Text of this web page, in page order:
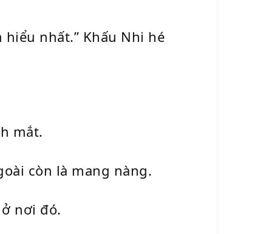
nhất.” Khấu Nhi hé
mắt.
còn là mang nàng.
nơi đó.